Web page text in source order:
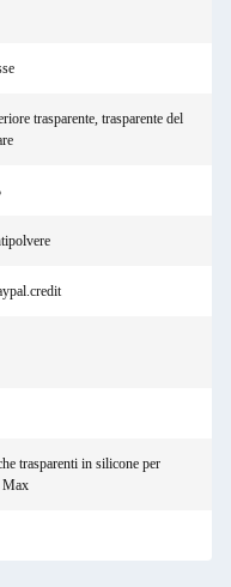
trasparente, trasparente del
trasparenti in silicone per
Max